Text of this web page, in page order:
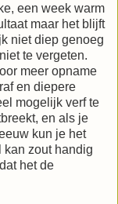
een week warm
maar het blijft
niet diep genoeg
te vergeten.
meer opname
en diepere
mogelijk verf te
en als je
kun je het
kan zout handig
het de